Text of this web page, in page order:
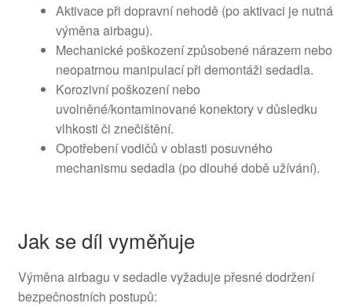
Aktivace při dopravní nehodě (po aktivaci je nutná
výměna airbagu).
Mechanické poškození způsobené nárazem nebo
neopatrnou manipulací při demontáži sedadla.
Korozivní poškození nebo
uvolněné/kontaminované konektory v důsledku
vlhkosti či znečištění.
Opotřebení vodičů v oblasti posuvného
mechanismu sedadla (po dlouhé době užívání).
Jak se díl vyměňuje
Výměna airbagu v sedadle vyžaduje přesné dodržení
bezpečnostních postupů: